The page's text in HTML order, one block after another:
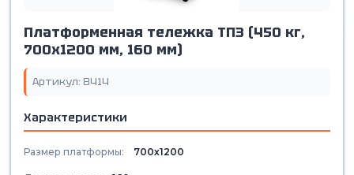
Платформенная тележка ТП3 (450 кг,
700х1200 мм, 160 мм)
Артикул: 8414
Характеристики
Размер платформы: 700х1200